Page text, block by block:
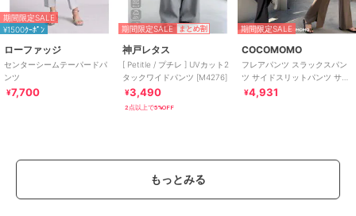
期間限定SALE
¥1500ｸｰﾎﾟﾝ
ローファッジ
センターシームテーパードパ
ンツ
¥7,700
期間限定SALE まとめ割
神戸レタス
[ Petitle / プチレ ] UVカット2
タックワイドパンツ [M4276]
¥3,490
2点以上で5%OFF
期間限定SALE
COCOMOMO
フレアパンツ スラックスパン
ツ サイドスリットパンツ サイ
ドスリット パンツ レディース
¥4,931
もっとみる